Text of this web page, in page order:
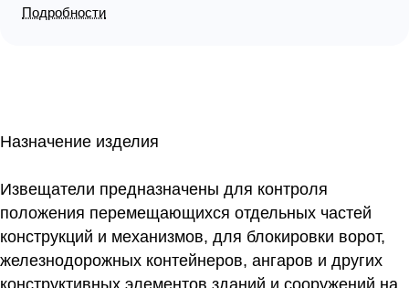
срабатывания контактов 100 мм; U-коммут.60 В, I-
Подробности
Назначение изделия
Извещатели предназначены для контроля
положения перемещающихся отдельных частей
конструкций и механизмов, для блокировки ворот,
железнодорожных контейнеров, ангаров и других
конструктивных элементов зданий и сооружений на